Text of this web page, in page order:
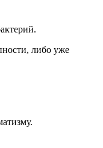
либо уже